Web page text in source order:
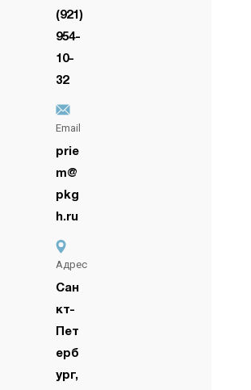
(921)
954-
10-
32
Email
prie
m@
pkg
h.ru
Адрес
Сан
кт-
Пет
ерб
ург,